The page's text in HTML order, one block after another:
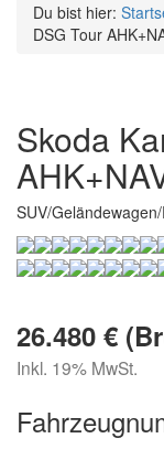
Du bist hier:
DSG Tour
Skoda
SUV/
26.480 €
Inkl. 19% MwSt.